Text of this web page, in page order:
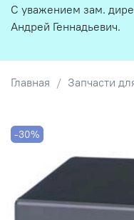
Главная Запчасти
-30%
С уважением зам.
Андрей Геннадьевич.